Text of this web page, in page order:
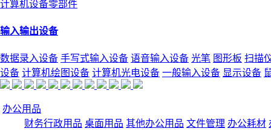
计算机设备零部件
输入输出设备
数据录入设备 手写式输入设备 语音输入设备 光笔 图形板 扫描
设备 计算机绘图设备 计算机光电设备 一般输入设备 显示设备
办公用品
财务行政用品 桌面用品 其他办公用品 文件管理 办公耗材